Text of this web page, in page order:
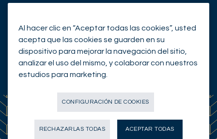
© Mirabaud Group 2026
Al hacer clic en “Aceptar todas las cookies”, usted
acepta que las cookies se guarden en su
dispositivo para mejorar la navegación del sitio,
analizar el uso del mismo, y colaborar con nuestros
estudios para marketing.
CONFIGURACIÓN DE COOKIES
RECHAZARLAS TODAS ACEPTAR TODAS